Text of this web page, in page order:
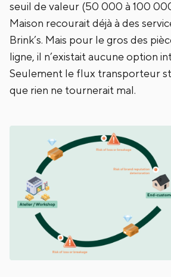
seuil de valeur (50 000 à 100
Maison recourait déjà à des
Brink’s. Mais pour le gros des
ligne, il n’existait aucune option
Seulement le flux transporteur
que rien ne tournerait mal.